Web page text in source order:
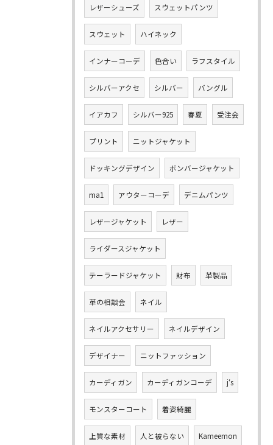
レザーシューズ スウェットパンツ
スウェット ハイネック
インナーコーデ 色合い ラフスタイル
シルバーアクセ シルバー バングル
イアカフ シルバー925 春夏 受注会
プリント ニットジャケット
ドッキングデザイン ボンバージャケット
ma1 アウターコーデ デニムパンツ
レザージャケット レザー
ライダースジャケット
テーラードジャケット 財布 革製品
革の相談会 ネイル
ネイルアクセサリー ネイルデザイン
デザイナー ニットファッション
カーディガン カーディガンコーデ j‘s
モンスターコート 着姿綺麗
上質な素材 人と被らない Kameemon